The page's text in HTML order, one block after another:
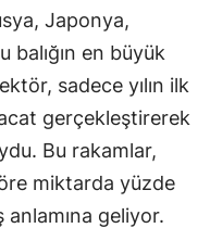
Japonya,
balığın en büyük
sadece yılın ilk
gerçekleştirerek
Bu rakamlar,
miktarda yüzde
anlamına geliyor.